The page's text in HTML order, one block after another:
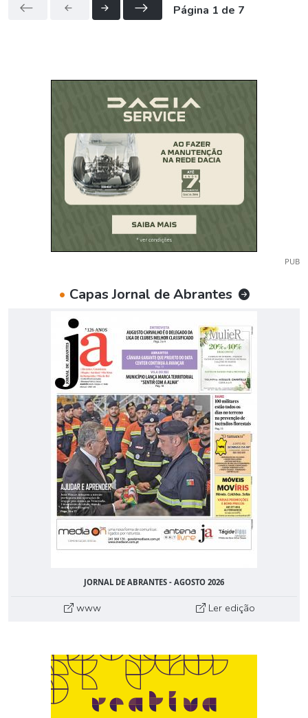
Página 1 de 7
PUB
• Capas Jornal de Abrantes
JORNAL DE ABRANTES - AGOSTO 2026
www Ler edição